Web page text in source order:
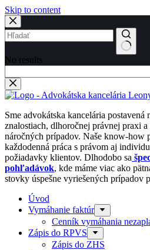
Skip to content
No results
Sme advokátska kancelária
znalostiach, dlhoročnej právnej praxi
náročných prípadov. Naše know-how
každodenná práca s právom aj
požiadavky klientov. Dlhodobo sa
pohľadávok, kde máme viac ako
stovky úspešne vyriešených prípadov
Úvod
Vymáhanie faktúr
Cenník vymáhania
Zápis do RPVS
Zápis do ZHS